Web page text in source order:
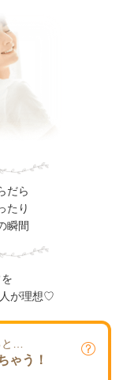
だら
たり
瞬間
が理想♡
…
ゃう！